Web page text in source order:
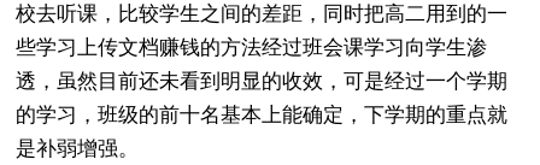
校去听课，比较学生之间的差距，同时把高二用到的一
些学习上传文档赚钱的方法经过班会课学习向学生渗
透，虽然目前还未看到明显的收效，可是经过一个学期
的学习，班级的前十名基本上能确定，下学期的重点就
是补弱增强。